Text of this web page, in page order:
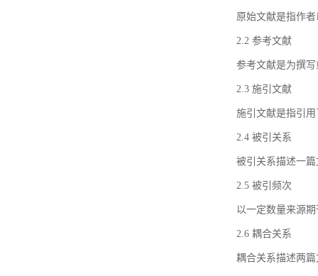
原始文献是指作
2.2 参考文献
参考文献是为撰
2.3 施引文献
施引文献是指引
2.4 被引关系
被引关系描述一
2.5 被引频次
以一定数量来源
2.6 耦合关系
耦合关系描述两